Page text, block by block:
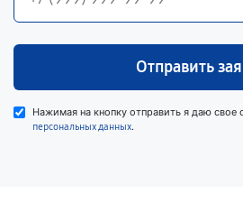
Отправить
Нажимая на кнопку отправить я даю свое
персональных данных.